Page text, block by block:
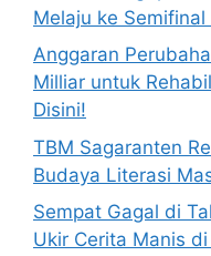
Melaju ke
Anggaran
Milliar untuk
Disini!
TBM Sagaranten
Budaya Literasi
Sempat Gagal di
Ukir Cerita Manis